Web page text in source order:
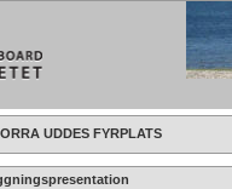
UDDES FYRPLATS